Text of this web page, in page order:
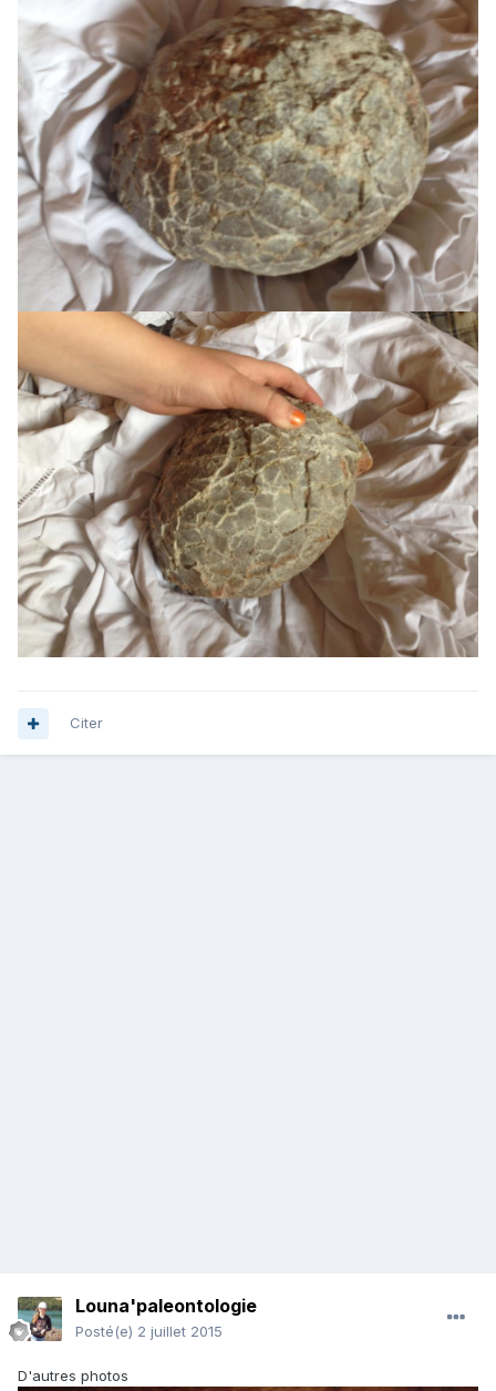
Citer
Louna'paleontologie
Posté(e) 2 juillet 2015
D'autres photos